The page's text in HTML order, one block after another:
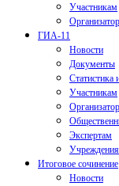
Участникам
ГИА-11
Новости
Документы
Статистика
Участникам
Экспертам
Итоговое сочинение
Новости